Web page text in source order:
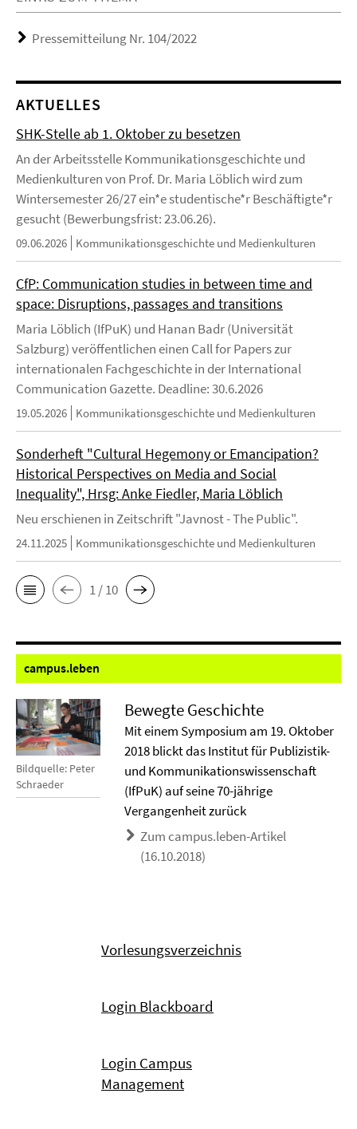
Pressemitteilung Nr. 104/2022
AKTUELLES
SHK-Stelle ab 1. Oktober zu besetzen
An der Arbeitsstelle Kommunikationsgeschichte und
Medienkulturen von Prof. Dr. Maria Löblich wird zum
Wintersemester 26/27 ein*e studentische*r Beschäftigte*r
gesucht (Bewerbungsfrist: 23.06.26).
09.06.2026 Kommunikationsgeschichte und Medienkulturen
CfP: Communication studies in between time and
space: Disruptions, passages and transitions
Maria Löblich (IfPuK) und Hanan Badr (Universität
Salzburg) veröffentlichen einen Call for Papers zur
internationalen Fachgeschichte in der International
Communication Gazette. Deadline: 30.6.2026
19.05.2026 Kommunikationsgeschichte und Medienkulturen
Sonderheft "Cultural Hegemony or Emancipation?
Historical Perspectives on Media and Social
Inequality", Hrsg: Anke Fiedler, Maria Löblich
Neu erschienen in Zeitschrift "Javnost - The Public".
24.11.2025 Kommunikationsgeschichte und Medienkulturen
1 / 10
campus.leben
Bildquelle: Peter
Schraeder
Bewegte Geschichte
Mit einem Symposium am 19. Oktober
2018 blickt das Institut für Publizistik-
und Kommunikationswissenschaft
(IfPuK) auf seine 70-jährige
Vergangenheit zurück
Zum campus.leben-Artikel
(16.10.2018)
Vorlesungsverzeichnis
Login Blackboard
Login Campus
Management